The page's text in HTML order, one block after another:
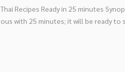
Thai Recipes Ready in 25 minutes
ous with 25 minutes; it will be ready